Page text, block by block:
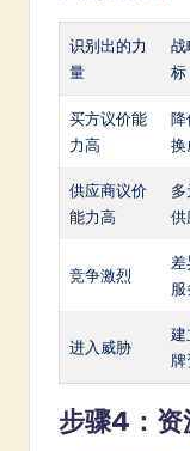
识别出的力
量
战
标
买方议价能
力高
降
换
供应商议价
能力高
供
竞争激烈
进入威胁
建
步骤4：资